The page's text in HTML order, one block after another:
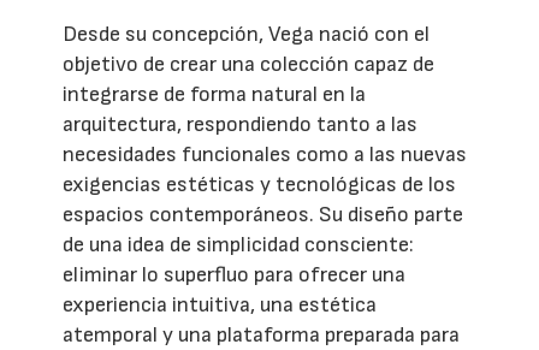
Desde su concepción, Vega nació con el
objetivo de crear una colección capaz de
integrarse de forma natural en la
arquitectura, respondiendo tanto a las
necesidades funcionales como a las nuevas
exigencias estéticas y tecnológicas de los
espacios contemporáneos. Su diseño parte
de una idea de simplicidad consciente:
eliminar lo superfluo para ofrecer una
experiencia intuitiva, una estética
atemporal y una plataforma preparada para